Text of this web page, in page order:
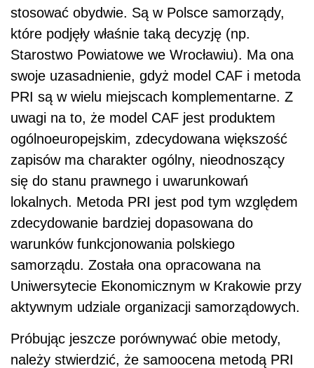
stosować obydwie. Są w Polsce samorządy,
które podjęły właśnie taką decyzję (np.
Starostwo Powiatowe we Wrocławiu). Ma ona
swoje uzasadnienie, gdyż model CAF i metoda
PRI są w wielu miejscach komplementarne. Z
uwagi na to, że model CAF jest produktem
ogólnoeuropejskim, zdecydowana większość
zapisów ma charakter ogólny, nieodnoszący
się do stanu prawnego i uwarunkowań
lokalnych. Metoda PRI jest pod tym względem
zdecydowanie bardziej dopasowana do
warunków funkcjonowania polskiego
samorządu. Została ona opracowana na
Uniwersytecie Ekonomicznym w Krakowie przy
aktywnym udziale organizacji samorządowych.
Próbując jeszcze porównywać obie metody,
należy stwierdzić, że samoocena metodą PRI